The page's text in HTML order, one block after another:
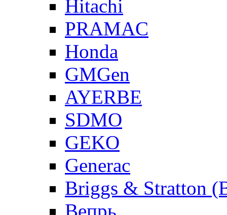
Hitachi
PRAMAC
Honda
GMGen
AYERBE
SDMO
GEKO
Generac
Briggs & Stratton
Вепрь